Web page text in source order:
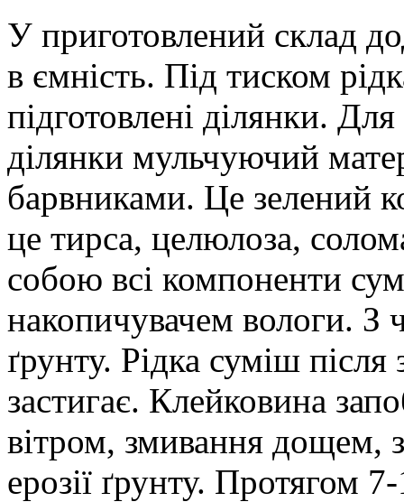
У приготовлений склад
в ємність. Під тиском
підготовлені ділянки.
ділянки мульчуючий
барвниками. Це зелений
це тирса, целюлоза,
собою всі компоненти
накопичувачем вологи. З
ґрунту. Рідка суміш
застигає. Клейковина
вітром, змивання дощем,
ерозії ґрунту. Протягом